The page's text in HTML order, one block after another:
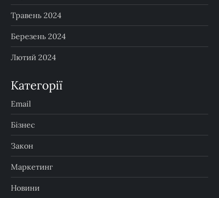
Травень 2024
Березень 2024
Лютий 2024
Категорії
Email
Бізнес
Закон
Маркетинг
Новини